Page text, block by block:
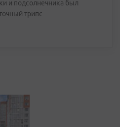
и подсолнечника был
трипс